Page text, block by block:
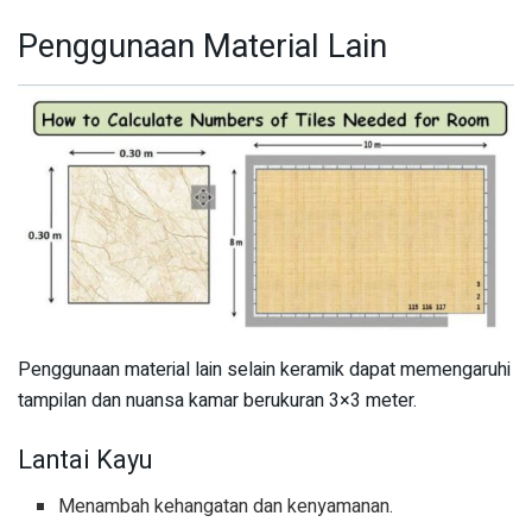
Penggunaan Material Lain
Penggunaan material lain selain keramik dapat memengaruhi
tampilan dan nuansa kamar berukuran 3×3 meter.
Lantai Kayu
Menambah kehangatan dan kenyamanan.